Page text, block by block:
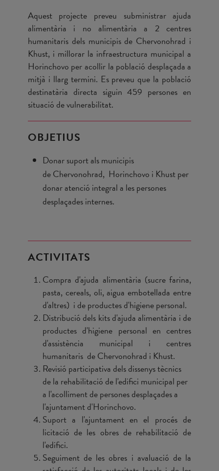
Aquest projecte preveu subministrar ajuda
alimentària i no alimentària a 2 centres
humanitaris dels municipis de Chervonohrad i
Khust, i millorar la infraestructura municipal a
Horinchovo per acollir la població desplaçada a
mitjà i llarg termini. Es preveu que la població
destinatària directa siguin 459 persones en
situació de vulnerabilitat.
OBJETIUS
Donar suport als municipis
de Chervonohrad, Horinchovo i Khust per
donar atenció integral a les persones
desplaçades internes.
ACTIVITATS
Compra d'ajuda alimentària (sucre farina,
pasta, cereals, oli, aigua embotellada entre
d'altres) i de productes d'higiene personal.
Distribució dels kits d'ajuda alimentària i de
productes d'higiene personal en centres
d'assistència municipal i centres
humanitaris deChervonohrad i Khust.
Revisió participativa dels dissenys tècnics
de la rehabilitació de l'edifici municipal per
a l'acolliment de persones desplaçades a
l'ajuntament d'Horinchovo.
Suport a l'ajuntament en el procés de
licitació de les obres de rehabilitació de
l'edifici.
Seguiment de les obres i avaluació de la